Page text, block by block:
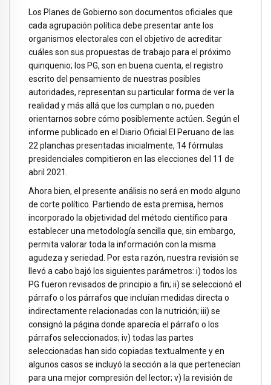
Los Planes de Gobierno son documentos oficiales que
cada agrupación política debe presentar ante los
organismos electorales con el objetivo de acreditar
cuáles son sus propuestas de trabajo para el próximo
quinquenio; los PG, son en buena cuenta, el registro
escrito del pensamiento de nuestras posibles
autoridades, representan su particular forma de ver la
realidad y más allá que los cumplan o no, pueden
orientarnos sobre cómo posiblemente actúen. Según el
informe publicado en el Diario Oficial El Peruano de las
22 planchas presentadas inicialmente, 14 fórmulas
presidenciales compitieron en las elecciones del 11 de
abril 2021.
Ahora bien, el presente análisis no será en modo alguno
de corte político. Partiendo de esta premisa, hemos
incorporado la objetividad del método científico para
establecer una metodología sencilla que, sin embargo,
permita valorar toda la información con la misma
agudeza y seriedad. Por esta razón, nuestra revisión se
llevó a cabo bajó los siguientes parámetros: i) todos los
PG fueron revisados de principio a fin; ii) se seleccionó el
párrafo o los párrafos que incluían medidas directa o
indirectamente relacionadas con la nutrición; iii) se
consignó la página donde aparecía el párrafo o los
párrafos seleccionados; iv) todas las partes
seleccionadas han sido copiadas textualmente y en
algunos casos se incluyó la sección a la que pertenecían
para una mejor compresión del lector; v) la revisión de